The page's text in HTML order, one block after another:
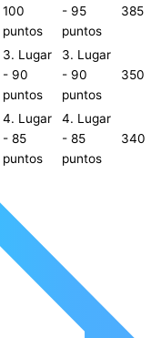
100
puntos
- 95
puntos
385
3. Lugar
- 90
puntos
3. Lugar
- 90
puntos
350
4. Lugar
- 85
puntos
4. Lugar
- 85
puntos
340